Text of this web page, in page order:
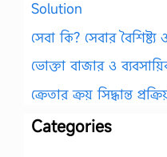
Solution
সেবা কি? সেবার
ভোক্তা বাজার ও
ক্রেতার ক্রয় সিদ্ধান্ত
Categories